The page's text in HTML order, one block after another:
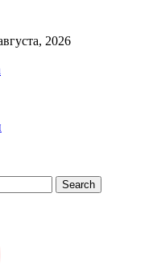
2026